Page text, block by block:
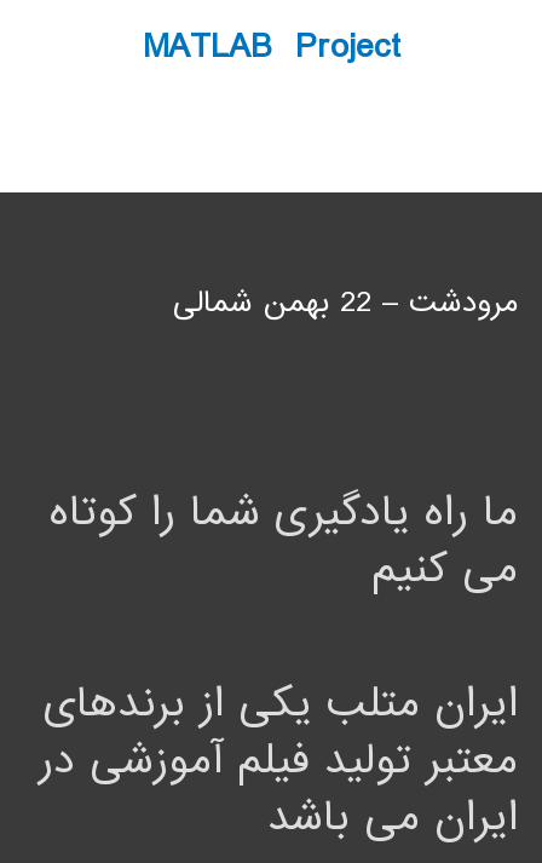
MATLAB Project
مرودشت – 22 بهمن شمالی
ما راه یادگیری شما را کوتاه
می کنیم
ایران متلب یکی از برندهای
معتبر تولید فیلم آموزشی در
ایران می باشد